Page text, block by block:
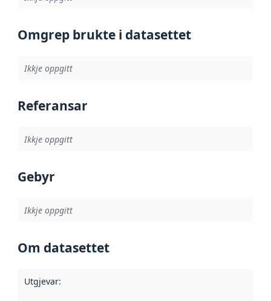
Omgrep brukte i datasettet
Ikkje oppgitt
Referansar
Ikkje oppgitt
Gebyr
Ikkje oppgitt
Om datasettet
Utgjevar: